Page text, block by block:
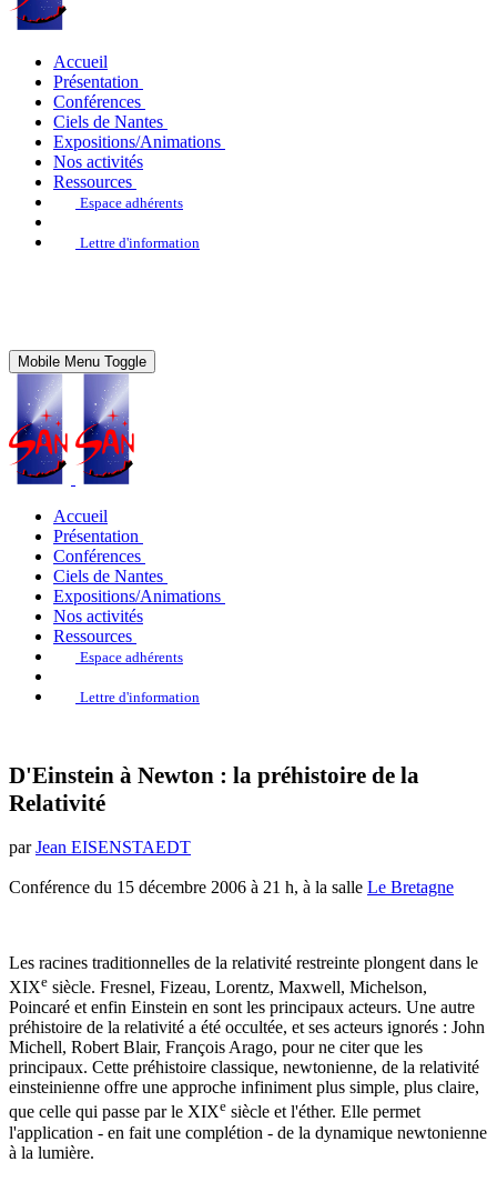
Accueil
Présentation
Conférences
Ciels de Nantes
Expositions/Animations
Nos activités
Ressources
Espace adhérents
Lettre d'information
Mobile Menu Toggle
Accueil
Présentation
Conférences
Ciels de Nantes
Expositions/Animations
Nos activités
Ressources
Espace adhérents
Lettre d'information
D'Einstein à Newton : la préhistoire de la
Relativité
parJean EISENSTAEDT
Conférence du 15 décembre 2006 à 21 h, à la salle Le Bretagne
Les racines traditionnelles de la relativité restreinte plongent dans le
XIXe siècle. Fresnel, Fizeau, Lorentz, Maxwell, Michelson,
Poincaré et enfin Einstein en sont les principaux acteurs. Une autre
préhistoire de la relativité a été occultée, et ses acteurs ignorés : John
Michell, Robert Blair, François Arago, pour ne citer que les
principaux. Cette préhistoire classique, newtonienne, de la relativité
einsteinienne offre une approche infiniment plus simple, plus claire,
que celle qui passe par le XIXe siècle et l'éther. Elle permet
l'application - en fait une complétion - de la dynamique newtonienne
à la lumière.